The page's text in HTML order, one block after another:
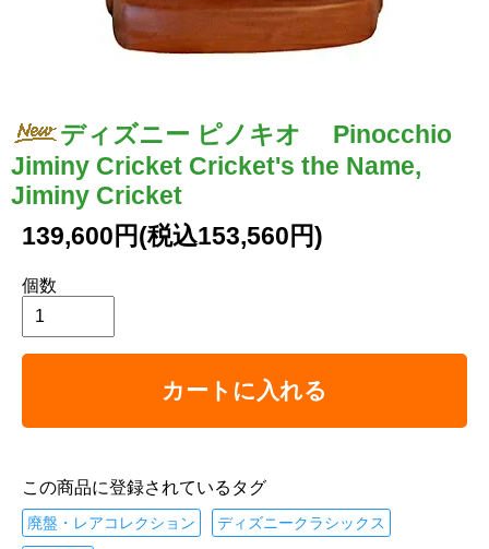
ディズニー ピノキオ Pinocchio
Jiminy Cricket Cricket's the Name,
Jiminy Cricket
139,600円(税込153,560円)
個数
カートに入れる
この商品に登録されているタグ
廃盤・レアコレクション ディズニークラシックス